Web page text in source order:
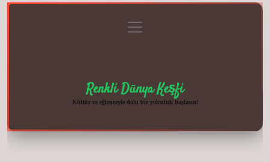
menüyü
aç
Renkli Dünya Keşfi
Kültür ve eğlenceyle dolu bir yolculuk başlasın!